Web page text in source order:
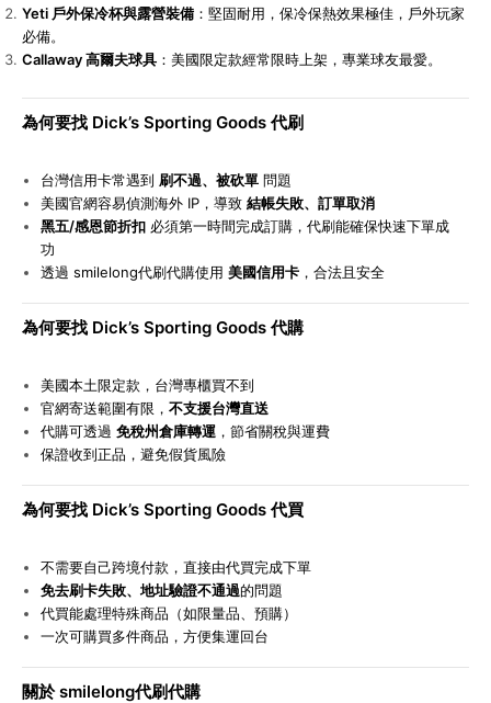
Yeti 戶外保冷杯與露營裝備 ：堅固耐用，保冷保熱效果極佳，戶外玩家
必備。
Callaway高爾夫球具 ：美國限定款經常限時上架，專業球友最愛。
為何要找 Dick’s Sporting Goods 代刷
台灣信用卡常遇到 刷不過、被砍單問題
美國官網容易偵測海外 IP，導致 結帳失敗、訂單取消
黑五/感恩節折扣必須第一時間完成訂購，代刷能確保快速下單成
功
透過 smilelong代刷代購使用 美國信用卡，合法且安全
為何要找 Dick’s Sporting Goods 代購
美國本土限定款，台灣專櫃買不到
官網寄送範圍有限， 不支援台灣直送
代購可透過 免稅州倉庫轉運，節省關稅與運費
保證收到正品，避免假貨風險
為何要找 Dick’s Sporting Goods 代買
不需要自己跨境付款，直接由代買完成下單
免去刷卡失敗、地址驗證不通過的問題
代買能處理特殊商品（如限量品、預購）
一次可購買多件商品，方便集運回台
關於 smilelong代刷代購